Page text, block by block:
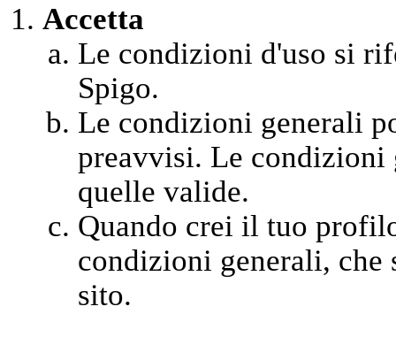
Accetta
Le condizioni d'uso si
Spigo.
Le condizioni generali
preavvisi. Le condizioni
quelle valide.
Quando crei il tuo
condizioni generali,
sito.